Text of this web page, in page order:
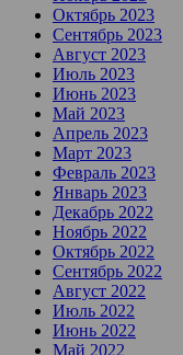
Октябрь 2023
Сентябрь 2023
Август 2023
Июль 2023
Июнь 2023
Май 2023
Апрель 2023
Март 2023
Февраль 2023
Январь 2023
Декабрь 2022
Ноябрь 2022
Октябрь 2022
Сентябрь 2022
Август 2022
Июль 2022
Июнь 2022
Май 2022